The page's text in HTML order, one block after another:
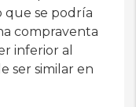
que se podría
compraventa
inferior al
ser similar en